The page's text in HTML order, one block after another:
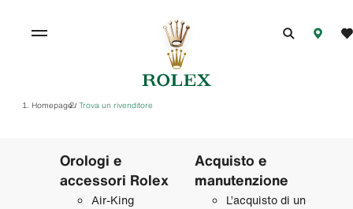
Homepage/ Trova un rivenditore
Orologi e
accessori Rolex
Air‑King
Acquisto e
manutenzione
L’acquisto di un